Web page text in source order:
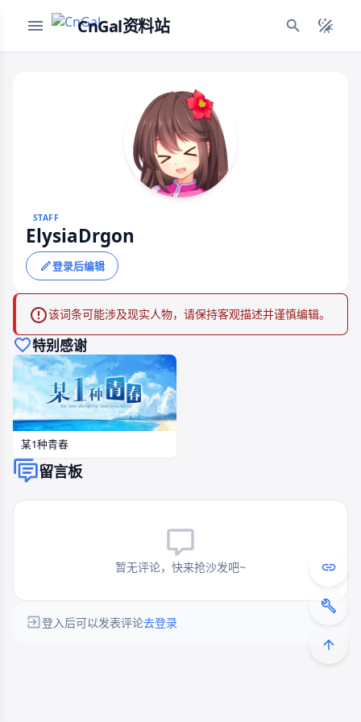
CnGal资料站
STAFF
ElysiaDrgon
登录后编辑
该词条可能涉及现实人物，请保持客观描述并谨慎编辑。
特别感谢
某1种青春
留言板
暂无评论，快来抢沙发吧~
登入后可以发表评论去登录